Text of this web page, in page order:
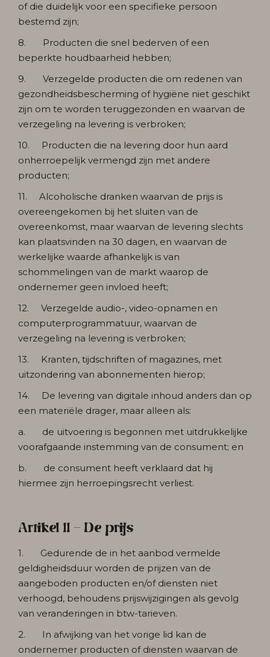
of die duidelijk voor een specifieke persoon
bestemd zijn;
8. Producten die snel bederven of een
beperkte houdbaarheid hebben;
9. Verzegelde producten die om redenen van
gezondheidsbescherming of hygiëne niet geschikt
zijn om te worden teruggezonden en waarvan de
verzegeling na levering is verbroken;
10. Producten die na levering door hun aard
onherroepelijk vermengd zijn met andere
producten;
11. Alcoholische dranken waarvan de prijs is
overeengekomen bij het sluiten van de
overeenkomst, maar waarvan de levering slechts
kan plaatsvinden na 30 dagen, en waarvan de
werkelijke waarde afhankelijk is van
schommelingen van de markt waarop de
ondernemer geen invloed heeft;
12. Verzegelde audio-, video-opnamen en
computerprogrammatuur, waarvan de
verzegeling na levering is verbroken;
13. Kranten, tijdschriften of magazines, met
uitzondering van abonnementen hierop;
14. De levering van digitale inhoud anders dan op
een materiële drager, maar alleen als:
a. de uitvoering is begonnen met uitdrukkelijke
voorafgaande instemming van de consument; en
b. de consument heeft verklaard dat hij
hiermee zijn herroepingsrecht verliest.
Artikel 11 - De prijs
1. Gedurende de in het aanbod vermelde
geldigheidsduur worden de prijzen van de
aangeboden producten en/of diensten niet
verhoogd, behoudens prijswijzigingen als gevolg
van veranderingen in btw-tarieven.
2. In afwijking van het vorige lid kan de
ondernemer producten of diensten waarvan de